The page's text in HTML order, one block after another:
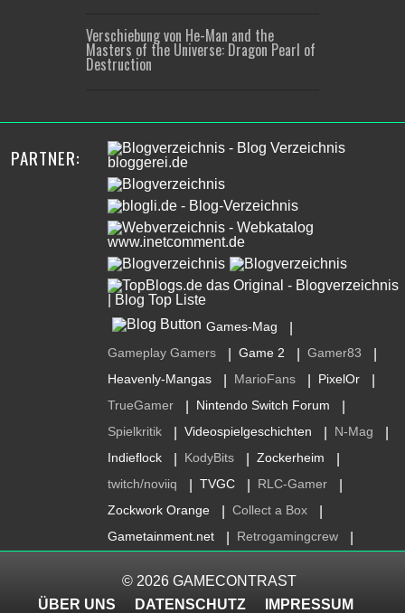
Verschiebung von He-Man and the
Masters of the Universe: Dragon Pearl of
Destruction
PARTNER:
Games-Mag
Gameplay Gamers Game 2 Gamer83
Heavenly-Mangas MarioFans PixelOr
TrueGamer Nintendo Switch Forum
Spielkritik Videospielgeschichten N-Mag
Indieflock KodyBits Zockerheim
twitch/noviiq TVGC RLC-Gamer
Zockwork Orange Collect a Box
Gametainment.net Retrogamingcrew
© 2026 GAMECONTRAST
ÜBER UNS
DATENSCHUTZ IMPRESSUM